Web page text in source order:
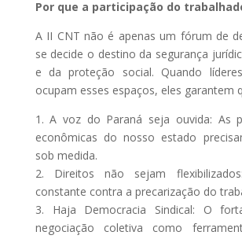
Por que a participação do
A II CNT não é apenas um fórum de
se decide o destino da segurança
e da proteção social. Quando
ocupam esses espaços, eles garantem
1. A voz do Paraná seja ouvida: As
econômicas do nosso estado
sob medida.
2. Direitos não sejam
constante contra a precarização do
3. Haja Democracia Sindical: O
negociação coletiva como